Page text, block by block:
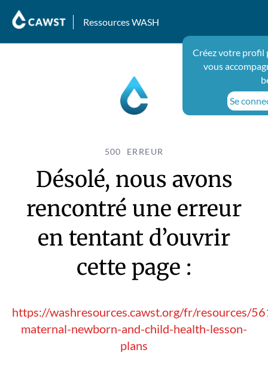
Ressources WASH
Créez votre profil
vous
Se
500 ERREUR
Désolé, nous avons
rencontré une erreur
en tentant d’ouvrir
cette page :
https://washresources.cawst.org/fr/resources/
maternal-newborn-and-child-health-lesson-
plans